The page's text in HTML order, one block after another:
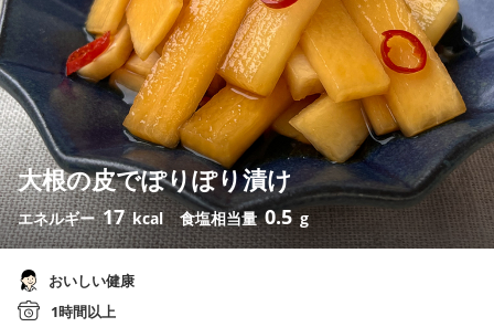
大根の皮でぽりぽり漬け
エネルギー17 kcal 食塩相当量0.5 g
おいしい健康
1時間以上